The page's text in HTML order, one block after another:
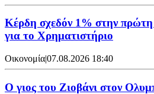
Κέρδη σχεδόν 1% στην
για το Χρηματιστήριο
Οικονομία|07.08.2026 18:40
Ο γιος του Ζιοβάνι στον